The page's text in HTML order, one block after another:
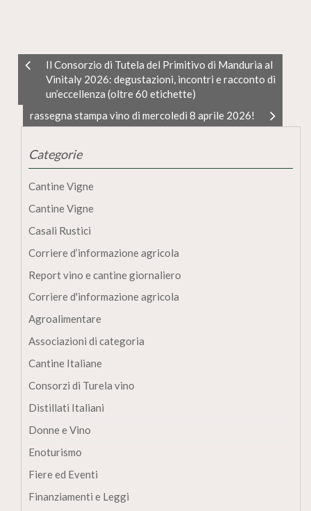
Il Consorzio di Tutela del Primitivo di Manduria al
Vinitaly 2026: degustazioni, incontri e racconto di
un’eccellenza (oltre 60 etichette)
rassegna stampa vino di mercoledì 8 aprile 2026!
Categorie
Cantine Vigne
Cantine Vigne
Casali Rustici
Corriere d’informazione agricola
Report vino e cantine giornaliero
Corriere d'informazione agricola
Agroalimentare
Associazioni di categoria
Cantine Italiane
Consorzi di Turela vino
Distillati Italiani
Donne e Vino
Enoturismo
Fiere ed Eventi
Finanziamenti e Leggi